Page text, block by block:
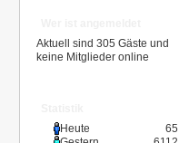
Aktuell sind 305 Gäste und
keine Mitglieder online
Heute
65